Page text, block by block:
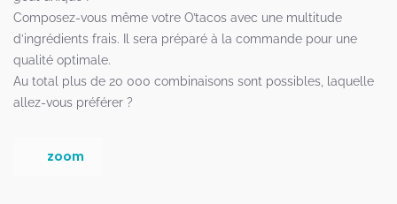
Composez-vous même votre O’tacos avec une multitude
d’ingrédients frais. Il sera préparé à la commande pour une
qualité optimale.
Au total plus de 20 000 combinaisons sont possibles, laquelle
allez-vous préférer ?
zoom